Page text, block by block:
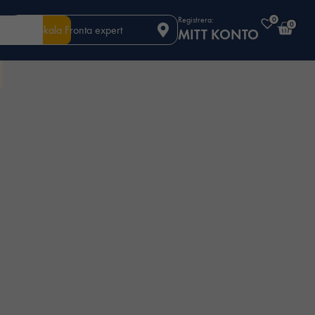
Din lokala Fronta expert
Registrera:
MITT KONTO
0
0